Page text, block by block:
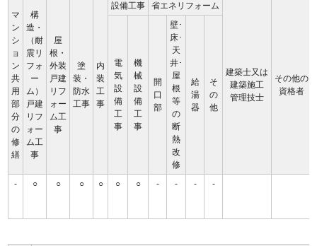
マ
ン
シ
ョ
ン
共
用
部
分
の
修
繕
構
造・
（耐
震リ
フォ
ー
ム）
戸建
リフ
ォー
ム工
事
屋
根・
外装
戸建
リフ
ォー
ム工
事
塗
装・
防水
工事
内
装
工
事
設備工事 省エネリフォーム
建築士又は
建築施工
管理技士
その他の
資格者
電
気
設
備
工
事
機
械
設
備
工
事
開
口
部
壁･
床･
天
井･
屋
根
等
の
断
熱
改
修
給
湯
器
そ
の
他
- ○ ○ ○ ○ ○ ○ - - - -